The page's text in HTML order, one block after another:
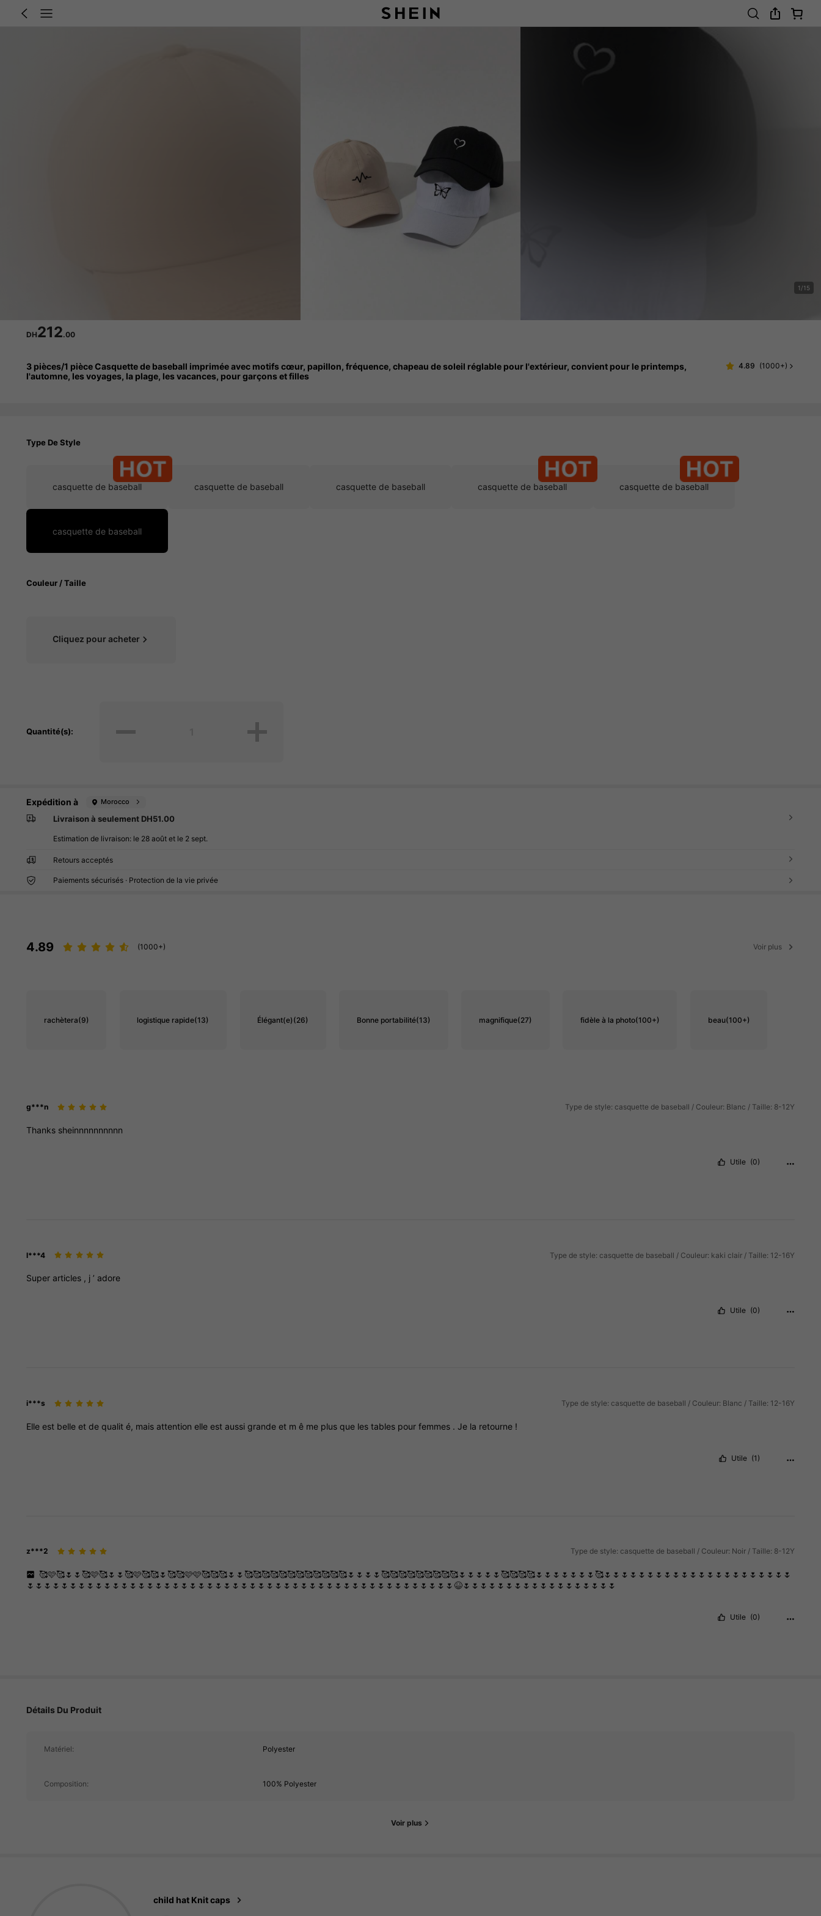
1/15
DH212.00
3 pièces/1 pièce Casquette de baseball imprimée avec motifs cœur, papillon, fréquence, chapeau de soleil réglable pour l'extérieur, convient pour le printemps,
l'automne, les voyages, la plage, les vacances, pour garçons et filles
4.89 (1000+)
Type De Style
casquette de baseball casquette de baseball casquette de baseball casquette de baseball casquette de baseball
casquette de baseball
Couleur / Taille
Cliquez pour acheter
Quantité(s):
Expédition à Morocco
Livraison à seulement DH51.00
Estimation de livraison: le 28 août et le 2 sept.
Retours acceptés
Paiements sécurisés · Protection de la vie privée
4.89 (1000+) Voir plus
rachètera(9) logistique rapide(13) Élégant(e)(26) Bonne portabilité(13) magnifique(27) fidèle à la photo(100+) beau(100+)
g***n Type de style: casquette de baseball / Couleur: Blanc / Taille: 8-12Y
Thanks sheinnnnnnnnnn
Utile (0)
l***4 Type de style: casquette de baseball / Couleur: kaki clair / Taille: 12-16Y
Super articles , j ’ adore
Utile (0)
i***s Type de style: casquette de baseball / Couleur: Blanc / Taille: 12-16Y
Elle est belle et de qualit é, mais attention elle est aussi grande et m ê me plus que les tables pour femmes . Je la retourne !
Utile (1)
z***2 Type de style: casquette de baseball / Couleur: Noir / Taille: 8-12Y
🥰🩷🥰🌷🌷🥰🩷🥰🌷🌷🥰🩷🥰🥰🌷🥰🥰🩷🩷🥰🥰🥰🌷🌷🥰🥰🥰🥰🥰🥰🥰🥰🥰🥰🥰🥰🌷🌷🌷🌷🥰🥰🥰🥰🥰🥰🥰🥰🥰🌷🌷🌷🌷🌷🥰🥰🥰🥰🌷🌷🌷🌷🌷🌷🌷🥰🌷🌷🌷🌷🌷🌷🌷🌷🌷🌷🌷🌷🌷🌷🌷🌷🌷🌷🌷🌷🌷🌷
🌷🌷🌷🌷🌷🌷🌷🌷🌷🌷🌷🌷🌷🌷🌷🌷🌷🌷🌷🌷🌷🌷🌷🌷🌷🌷🌷🌷🌷🌷🌷🌷🌷🌷🌷🌷🌷🌷🌷🌷🌷🌷🌷🌷🌷🌷🌷🌷🌷🌷😆🌷🌷🌷🌷🌷🌷🌷🌷🌷🌷🌷🌷🌷🌷🌷🌷🌷🌷
Utile (0)
Détails Du Produit
Matériel: Polyester
Composition: 100% Polyester
Voir plus
child hat Knit caps
n***7est en train de naviguer